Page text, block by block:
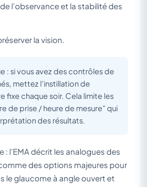
l’observance et la stabilité des
la vision.
: si vous avez des contrôles de
mettez l’instillation de
fixe chaque soir. Cela limite les
de prise / heure de mesure” qui
des résultats.
: l’EMA décrit les analogues des
des options majeures pour
le glaucome à angle ouvert et